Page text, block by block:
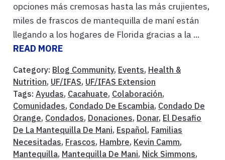
opciones más cremosas hasta las más crujientes,
miles de frascos de mantequilla de maní están
llegando a los hogares de Florida gracias a la ...
READ MORE
Category: Blog Community, Events, Health &
Nutrition, UF/IFAS, UF/IFAS Extension
Tags: Ayudas, Cacahuate, Colaboración,
Comunidades, Condado De Escambia, Condado De
Orange, Condados, Donaciones, Donar, El Desafio
De La Mantequilla De Mani, Español, Familias
Necesitadas, Frascos, Hambre, Kevin Camm,
Mantequilla, Mantequilla De Mani, Nick Simmons,